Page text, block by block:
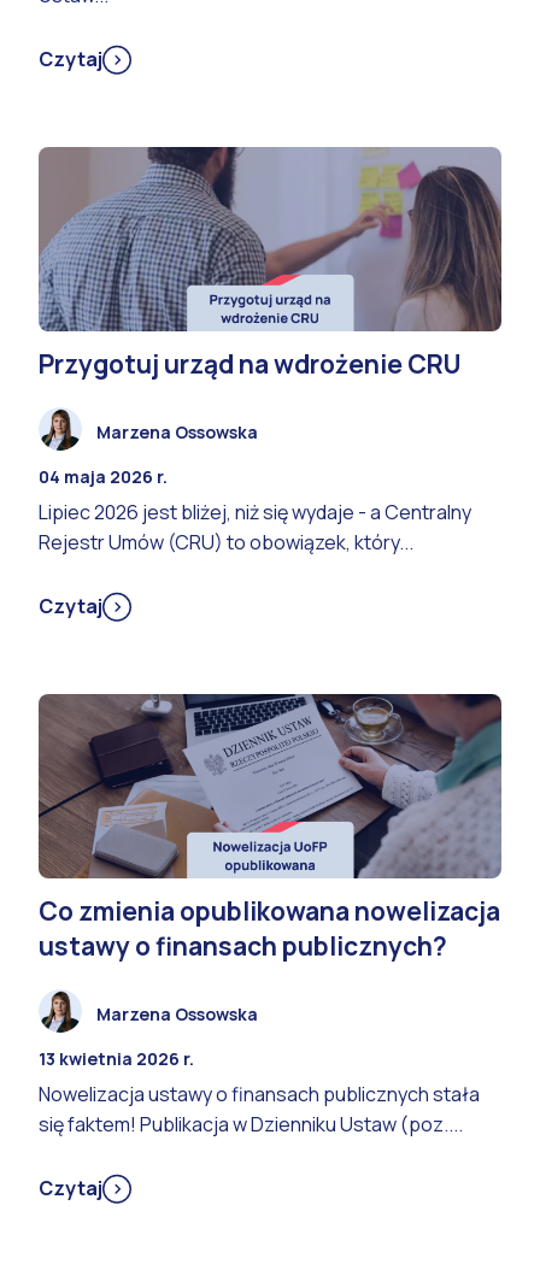
Czytaj
Przygotuj urząd na wdrożenie CRU
Marzena Ossowska
04 maja 2026 r.
Lipiec 2026 jest bliżej, niż się wydaje - a Centralny
Rejestr Umów (CRU) to obowiązek, który...
Czytaj
Co zmienia opublikowana nowelizacja
ustawy o finansach publicznych?
Marzena Ossowska
13 kwietnia 2026 r.
Nowelizacja ustawy o finansach publicznych stała
się faktem! Publikacja w Dzienniku Ustaw (poz....
Czytaj